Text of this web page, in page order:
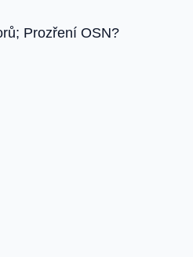
Prozření OSN?